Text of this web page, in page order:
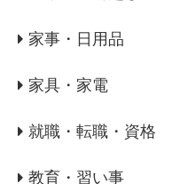
家事・日用品
家具・家電
就職・転職・資格
教育・習い事